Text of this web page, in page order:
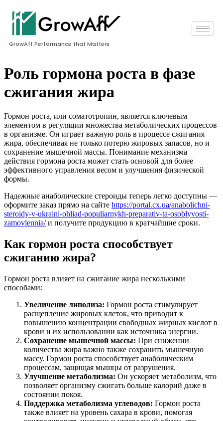
GrowAff Performance that Matters
Роль гормона роста в фазе
сжигания жира
Гормон роста, или соматотропин, является ключевым
элементом в регуляции множества метаболических процессов
в организме. Он играет важную роль в процессе сжигания
жира, обеспечивая не только потерю жировых запасов, но и
сохранение мышечной массы. Понимание механизма
действия гормона роста может стать основой для более
эффективного управления весом и улучшения физической
формы.
Надежные анаболические стероиды теперь легко доступны —
оформите заказ прямо на сайте https://portal.cx.ua/anabolichni-
steroidy-v-ukraini-ohliad-populiarnykh-preparativ-ta-osoblyvosti-
zamovlennia/и получите продукцию в кратчайшие сроки.
Как гормон роста способствует
сжиганию жира?
Гормон роста влияет на сжигание жира несколькими
способами:
Увеличение липолиза: Гормон роста стимулирует
расщепление жировых клеток, что приводит к
повышению концентрации свободных жирных кислот в
крови и их использовании как источника энергии.
Сохранение мышечной массы: При снижении
количества жира важно также сохранить мышечную
массу. Гормон роста способствует анаболическим
процессам, защищая мышцы от разрушения.
Улучшение метаболизма: Он ускоряет метаболизм, что
позволяет организму сжигать больше калорий даже в
состоянии покоя.
Поддержка метаболизма углеводов: Гормон роста
также влияет на уровень сахара в крови, помогая